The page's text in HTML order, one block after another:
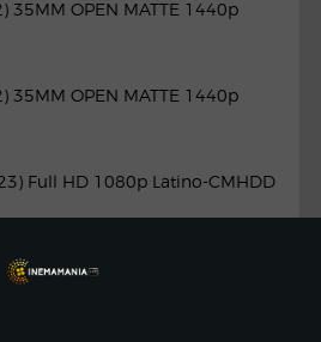
35MM OPEN MATTE 1440p
35MM OPEN MATTE 1440p
Full HD 1080p Latino-CMHDD